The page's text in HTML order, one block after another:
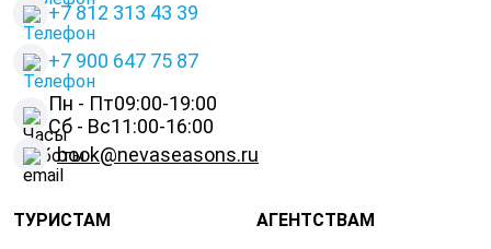
+7 812 313 43 39
+7 900 647 75 87
Пн - Пт09:00-19:00
Сб - Вс11:00-16:00
book@nevaseasons.ru
ТУРИСТАМ
АГЕНТСТВАМ